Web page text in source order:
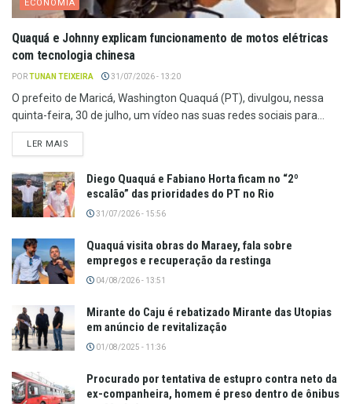
ECONOMIA
Quaquá e Johnny explicam funcionamento de motos elétricas
com tecnologia chinesa
POR TUNAN TEIXEIRA 31/07/2026 - 13:20
O prefeito de Maricá, Washington Quaquá (PT), divulgou, nessa
quinta-feira, 30 de julho, um vídeo nas suas redes sociais para...
LER MAIS
Diego Quaquá e Fabiano Horta ficam no “2º
escalão” das prioridades do PT no Rio
31/07/2026 - 15:56
Quaquá visita obras do Maraey, fala sobre
empregos e recuperação da restinga
04/08/2026 - 13:51
Mirante do Caju é rebatizado Mirante das Utopias
em anúncio de revitalização
01/08/2025 - 11:36
Procurado por tentativa de estupro contra neto da
ex-companheira, homem é preso dentro de ônibus